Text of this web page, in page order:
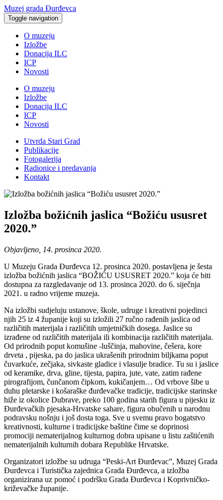
Muzej grada Đurđevca
Toggle navigation
O muzeju
Izložbe
Donacija ILC
ICP
Novosti
O muzeju
Izložbe
Donacija ILC
ICP
Novosti
Utvrda Stari Grad
Publikacije
Fotogalerija
Radionice i predavanja
Kontakt
Izložba božićnih jaslica “Božiću ususret
2020.”
Objavljeno, 14. prosinca 2020.
U Muzeju Grada Đurđevca 12. prosinca 2020. postavljena je šesta
izložba božićnih jaslica “BOŽIĆU USUSRET 2020.” koja će biti
dostupna za razgledavanje od 13. prosinca 2020. do 6. siječnja
2021. u radno vrijeme muzeja.
Na izložbi sudjeluju ustanove, škole, udruge i kreativni pojedinci
njih 25 iz 4 županije koji su izložili 27 ručno rađenih jaslica od
različitih materijala i različitih umjetničkih dosega. Jaslice su
izrađene od različitih materijala ili kombinacija različitih materijala.
Od prirodnih poput komušine -luščinja, mahovine, češera, kore
drveta , pijeska, pa do jaslica ukrašenih prirodnim biljkama poput
čuvarkuće, zečjaka, sivkaste gladice i vlasulje bradice. Tu su i jaslice
od keramike, drva, gline, tijesta, papira, jute, vate, zatim rađene
pirografijom, čunčanom čipkom, kukičanjem… Od vrbove šibe u
duhu pletarske i košaraške đurđevačke tradicije, tradicijske starinske
hiže iz okolice Dubrave, preko 100 godina starih figura u pijesku iz
Đurđevačkih pjesaka-Hrvatske sahare, figura obučenih u narodnu
podravsku nošnju i još dosta toga. Sve u svemu pravo bogatstvo
kreativnosti, kulturne i tradicijske baštine čime se doprinosi
promociji nematerijalnog kulturnog dobra upisane u listu zaštićenih
nematerijalnih kulturnih dobara Republike Hrvatske.
Organizatori izložbe su udruga “Peski-Art Đurđevac”, Muzej Grada
Đurđevca i Turistička zajednica Grada Đurđevca, a izložba
organizirana uz pomoć i podršku Grada Đurđevca i Koprivničko-
križevačke županije.